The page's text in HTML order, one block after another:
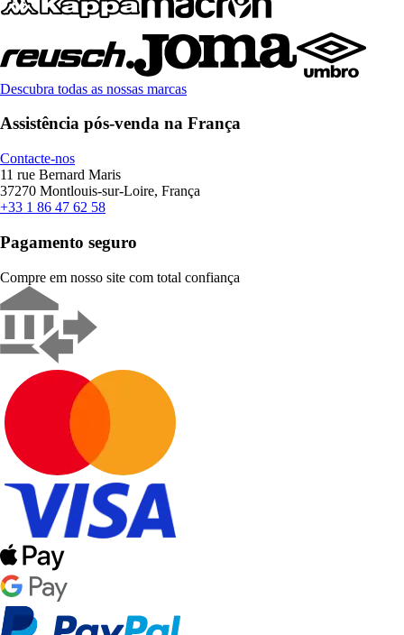
Descubra todas as nossas marcas
Assistência pós-venda na França
Contacte-nos
11 rue Bernard Maris
37270 Montlouis-sur-Loire, França
+33 1 86 47 62 58
Pagamento seguro
Compre em nosso site com total confiança